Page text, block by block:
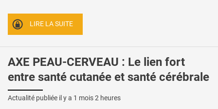
LIRE LA SUITE
AXE PEAU-CERVEAU : Le lien fort
entre santé cutanée et santé cérébrale
Actualité publiée il y a 1 mois 2 heures